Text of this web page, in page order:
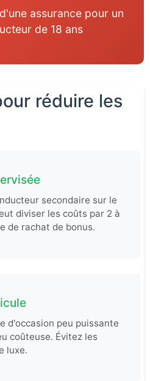
assurance pour un
de 18 ans
réduire les
secondaire sur le
diviser les coûts par 2 à
de rachat de bonus.
d'occasion peu puissante
coûteuse. Évitez les
luxe.